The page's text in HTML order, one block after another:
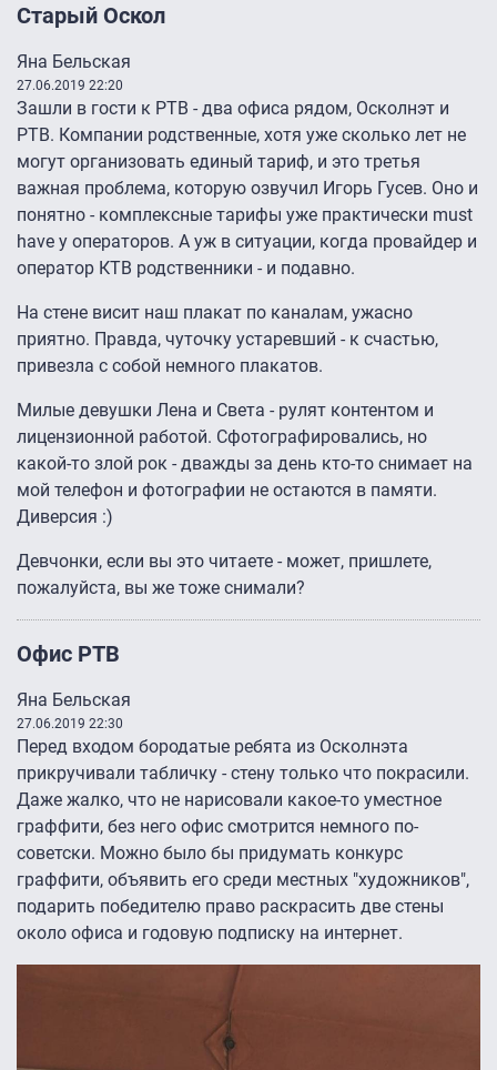
Старый Оскол
Яна Бельская
27.06.2019 22:20
Зашли в гости к РТВ - два офиса рядом, Осколнэт и
РТВ. Компании родственные, хотя уже сколько лет не
могут организовать единый тариф, и это третья
важная проблема, которую озвучил Игорь Гусев. Оно и
понятно - комплексные тарифы уже практически must
have у операторов. А уж в ситуации, когда провайдер и
оператор КТВ родственники - и подавно.
На стене висит наш плакат по каналам, ужасно
приятно. Правда, чуточку устаревший - к счастью,
привезла с собой немного плакатов.
Милые девушки Лена и Света - рулят контентом и
лицензионной работой. Сфотографировались, но
какой-то злой рок - дважды за день кто-то снимает на
мой телефон и фотографии не остаются в памяти.
Диверсия :)
Девчонки, если вы это читаете - может, пришлете,
пожалуйста, вы же тоже снимали?
Офис РТВ
Яна Бельская
27.06.2019 22:30
Перед входом бородатые ребята из Осколнэта
прикручивали табличку - стену только что покрасили.
Даже жалко, что не нарисовали какое-то уместное
граффити, без него офис смотрится немного по-
советски. Можно было бы придумать конкурс
граффити, объявить его среди местных "художников",
подарить победителю право раскрасить две стены
около офиса и годовую подписку на интернет.